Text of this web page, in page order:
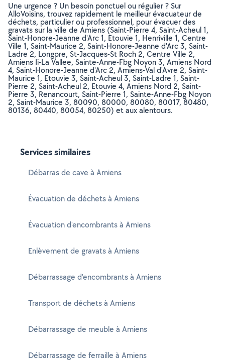
Une urgence ? Un besoin ponctuel ou régulier ? Sur
AlloVoisins, trouvez rapidement le meilleur évacuateur de
déchets, particulier ou professionnel, pour évacuer des
gravats sur la ville de Amiens (Saint-Pierre 4, Saint-Acheul 1,
Saint-Honore-Jeanne d'Arc 1, Etouvie 1, Henriville 1, Centre
Ville 1, Saint-Maurice 2, Saint-Honore-Jeanne d'Arc 3, Saint-
Ladre 2, Longpre, St-Jacques-St Roch 2, Centre Ville 2,
Amiens Ii-La Vallee, Sainte-Anne-Fbg Noyon 3, Amiens Nord
4, Saint-Honore-Jeanne d'Arc 2, Amiens-Val d'Avre 2, Saint-
Maurice 1, Etouvie 3, Saint-Acheul 3, Saint-Ladre 1, Saint-
Pierre 2, Saint-Acheul 2, Etouvie 4, Amiens Nord 2, Saint-
Pierre 3, Renancourt, Saint-Pierre 1, Sainte-Anne-Fbg Noyon
2, Saint-Maurice 3, 80090, 80000, 80080, 80017, 80480,
80136, 80440, 80054, 80250) et aux alentours.
Services similaires
Débarras de cave à Amiens
Évacuation de déchets à Amiens
Évacuation d'encombrants à Amiens
Enlèvement de gravats à Amiens
Débarrassage d'encombrants à Amiens
Transport de déchets à Amiens
Débarrassage de meuble à Amiens
Débarrassage de ferraille à Amiens